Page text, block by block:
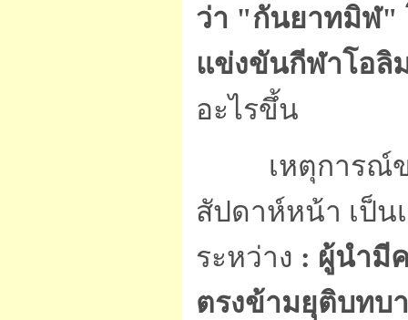
ว่า "กันยาทมิฬ"
แข่งขันกีฬาโอลิ
อะไรขึ้น
เหตุการณ์ขอ
สัปดาห์หน้า เป็
ระหว่าง : ผู้นำมี
ตรงข้ามยุติบทบ